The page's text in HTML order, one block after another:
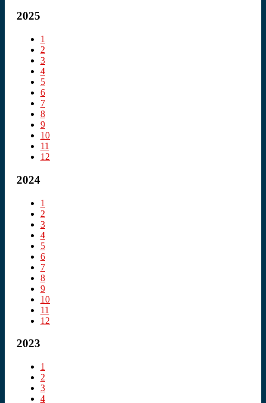
2025
1
2
3
4
5
6
7
8
9
10
11
12
2024
1
2
3
4
5
6
7
8
9
10
11
12
2023
1
2
3
4